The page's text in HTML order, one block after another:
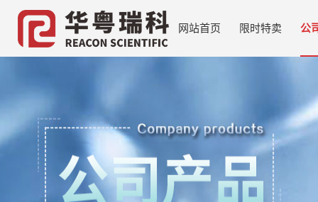
网站首页 限时特卖 公